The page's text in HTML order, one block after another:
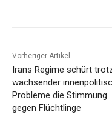
Vorheriger Artikel
Irans Regime schürt
wachsender
Probleme die Stimmung
gegen Flüchtlinge